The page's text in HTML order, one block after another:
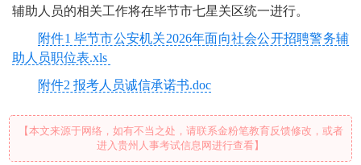
辅助人员的相关工作将在毕节市七星关区统一进行。
附件1 毕节市公安机关2026年面向社会公开招聘警务辅
助人员职位表.xls
附件2 报考人员诚信承诺书.doc
【本文来源于网络，如有不当之处，请联系金粉笔教育反馈修改，或者
进入贵州人事考试信息网进行查看】